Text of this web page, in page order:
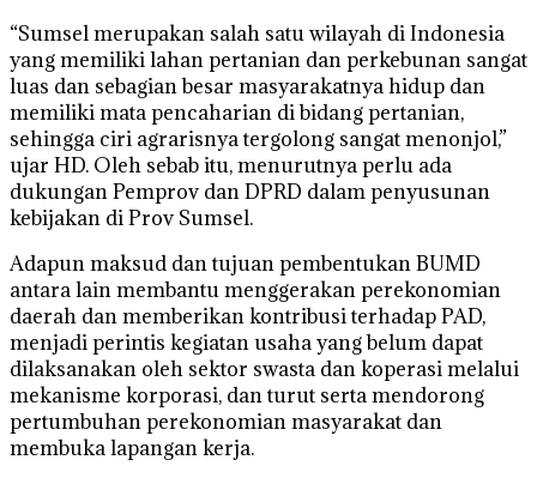
“Sumsel merupakan salah satu wilayah di Indonesia
yang memiliki lahan pertanian dan perkebunan sangat
luas dan sebagian besar masyarakatnya hidup dan
memiliki mata pencaharian di bidang pertanian,
sehingga ciri agrarisnya tergolong sangat menonjol,”
ujar HD. Oleh sebab itu, menurutnya perlu ada
dukungan Pemprov dan DPRD dalam penyusunan
kebijakan di Prov Sumsel.
Adapun maksud dan tujuan pembentukan BUMD
antara lain membantu menggerakan perekonomian
daerah dan memberikan kontribusi terhadap PAD,
menjadi perintis kegiatan usaha yang belum dapat
dilaksanakan oleh sektor swasta dan koperasi melalui
mekanisme korporasi, dan turut serta mendorong
pertumbuhan perekonomian masyarakat dan
membuka lapangan kerja.